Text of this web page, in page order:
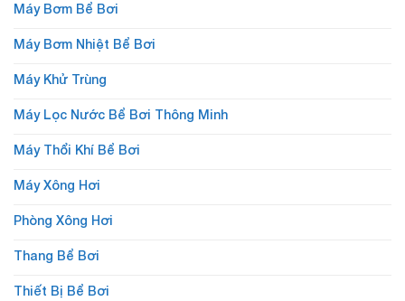
Máy Bơm Bể Bơi
Máy Bơm Nhiệt Bể Bơi
Máy Khử Trùng
Máy Lọc Nước Bể Bơi Thông Minh
Máy Thổi Khí Bể Bơi
Máy Xông Hơi
Phòng Xông Hơi
Thang Bể Bơi
Thiết Bị Bể Bơi